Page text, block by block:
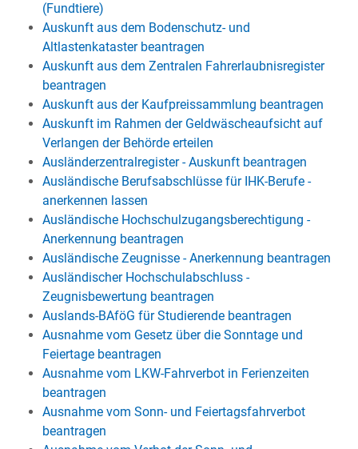
(Fundtiere)
Auskunft aus dem Bodenschutz- und
Altlastenkataster beantragen
Auskunft aus dem Zentralen Fahrerlaubnisregister
beantragen
Auskunft aus der Kaufpreissammlung beantragen
Auskunft im Rahmen der Geldwäscheaufsicht auf
Verlangen der Behörde erteilen
Ausländerzentralregister - Auskunft beantragen
Ausländische Berufsabschlüsse für IHK-Berufe -
anerkennen lassen
Ausländische Hochschulzugangsberechtigung -
Anerkennung beantragen
Ausländische Zeugnisse - Anerkennung beantragen
Ausländischer Hochschulabschluss -
Zeugnisbewertung beantragen
Auslands-BAföG für Studierende beantragen
Ausnahme vom Gesetz über die Sonntage und
Feiertage beantragen
Ausnahme vom LKW-Fahrverbot in Ferienzeiten
beantragen
Ausnahme vom Sonn- und Feiertagsfahrverbot
beantragen